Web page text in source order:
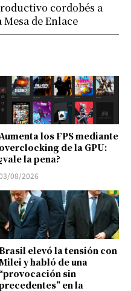
los FPS mediante
overclocking de la GPU:
¿vale la pena?
08/2026
elevó la tensión con
y habló de una
“provocación sin
en la
cordobés a
de Enlace